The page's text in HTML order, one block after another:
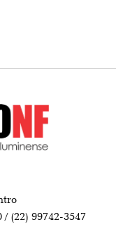
/ (22) 99742-3547